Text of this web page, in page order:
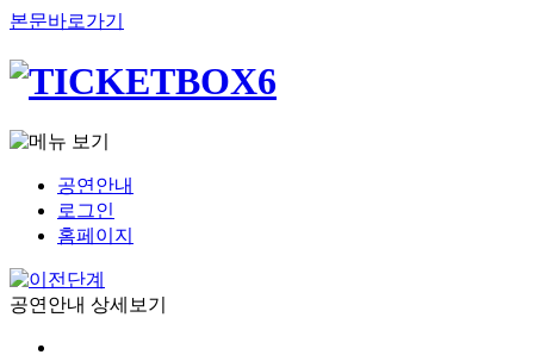
본문바로가기
공연안내
로그인
홈페이지
공연안내 상세보기